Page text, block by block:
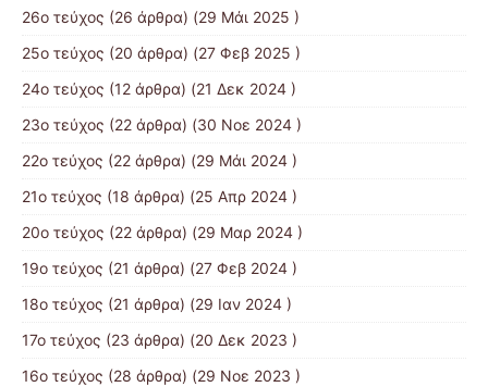
26ο τεύχος (26 άρθρα) (29 Μάι 2025 )
25ο τεύχος (20 άρθρα) (27 Φεβ 2025 )
24ο τεύχος (12 άρθρα) (21 Δεκ 2024 )
23ο τεύχος (22 άρθρα) (30 Νοε 2024 )
22ο τεύχος (22 άρθρα) (29 Μάι 2024 )
21o τεύχος (18 άρθρα) (25 Απρ 2024 )
20ο τεύχος (22 άρθρα) (29 Μαρ 2024 )
19ο τεύχος (21 άρθρα) (27 Φεβ 2024 )
18ο τεύχος (21 άρθρα) (29 Ιαν 2024 )
17o τεύχος (23 άρθρα) (20 Δεκ 2023 )
16ο τεύχος (28 άρθρα) (29 Νοε 2023 )